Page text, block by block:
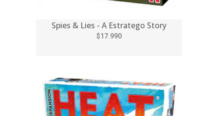
Spies & Lies - A Estratego Story
$17.990